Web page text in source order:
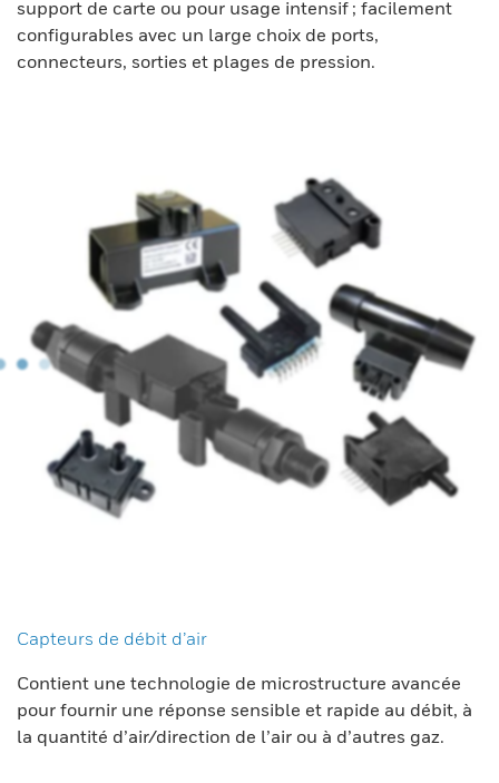
support de carte ou pour usage intensif ; facilement
configurables avec un large choix de ports,
connecteurs, sorties et plages de pression.
Capteurs de débit d’air
Contient une technologie de microstructure avancée
pour fournir une réponse sensible et rapide au débit, à
la quantité d’air/direction de l’air ou à d’autres gaz.